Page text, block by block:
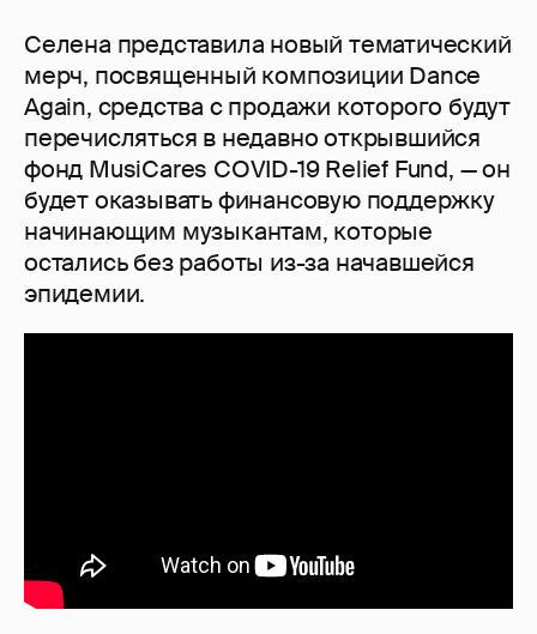
Селена представила новый тематический
мерч, посвященный композиции Dance
Again, средства с продажи которого будут
перечисляться в недавно открывшийся
фонд MusiCares COVID-19 Relief Fund, — он
будет оказывать финансовую поддержку
начинающим музыкантам, которые
остались без работы из-за начавшейся
эпидемии.